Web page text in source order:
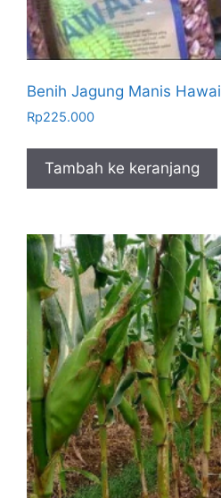
Benih Jagung Manis Hawai
Rp225.000
Tambah ke keranjang